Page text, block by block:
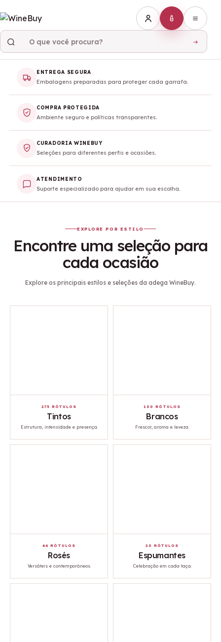
SELEÇÃO
WINEBUY
Com
Rosé
Piscine,
tudo é
possível!
DESCOBRIR
ENTREGA SEGURA
Embalagens preparadas para proteger cada garrafa.
COMPRA PROTEGIDA
Ambiente seguro e políticas transparentes.
CURADORIA WINEBUY
Seleções para diferentes perfis e ocasiões.
ATENDIMENTO
Suporte especializado para ajudar em sua escolha.
EXPLORE POR ESTILO
Encontre uma seleção para
cada ocasião
Explore os principais estilos e seleções da adega WineBuy.
275 RÓTULOS
Tintos
Estrutura, intensidade e presença.
100 RÓTULOS
Brancos
Frescor, aroma e leveza.
44 RÓTULOS
Rosés
Versáteis e contemporâneos.
20 RÓTULOS
Espumantes
Celebração em cada taça.